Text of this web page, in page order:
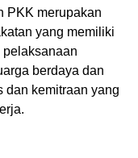
PKK merupakan
yang memiliki
berdaya dan
dan kemitraan yang